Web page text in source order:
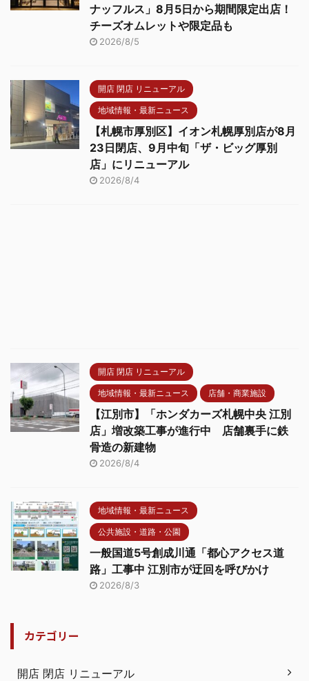
ナッフルス」8月5日から期間限定出店！
チーズオムレットや限定品も
2026/8/5
開店 閉店 リニューアル
地域情報・最新ニュース
【札幌市厚別区】イオン札幌厚別店が8月
23日閉店、9月中旬「ザ・ビッグ厚別
店」にリニューアル
2026/8/4
開店 閉店 リニューアル
地域情報・最新ニュース 店舗・商業施設
【江別市】「ホンダカーズ札幌中央 江別
店」増改築工事が進行中 店舗裏手に鉄
骨造の新建物
2026/8/4
地域情報・最新ニュース
公共施設・道路・公園
一般国道5号創成川通「都心アクセス道
路」工事中 江別市が迂回を呼びかけ
2026/8/3
カテゴリー
開店 閉店 リニューアル